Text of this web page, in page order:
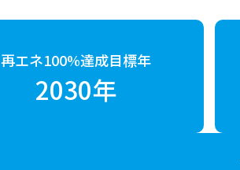
再エネ100%達成目標年
2030年